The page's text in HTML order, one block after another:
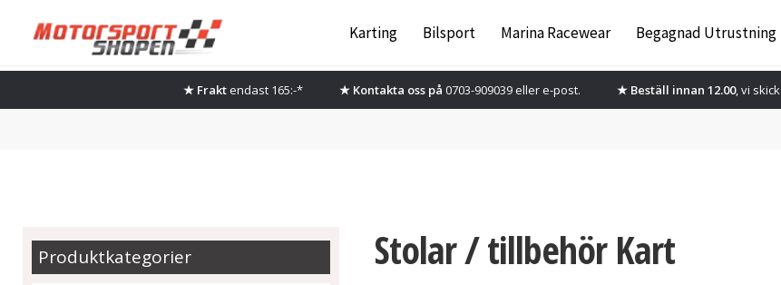
Hoppa
navigering
Hoppa
innehåll
Karting Bilsport Marina Racewear Begagnad Utrustning
★ Fraktendast 165:-* ★ Kontakta oss på 0703-909039 ellere-post. ★ Beställ innan 12.00, vi
Stolar / tillbehör Kart
Produktkategorier